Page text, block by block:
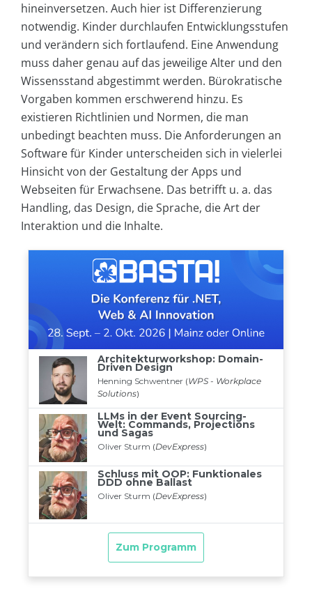
hineinversetzen. Auch hier ist Differenzierung
notwendig. Kinder durchlaufen Entwicklungsstufen
und verändern sich fortlaufend. Eine Anwendung
muss daher genau auf das jeweilige Alter und den
Wissensstand abgestimmt werden. Bürokratische
Vorgaben kommen erschwerend hinzu. Es
existieren Richtlinien und Normen, die man
unbedingt beachten muss. Die Anforderungen an
Software für Kinder unterscheiden sich in vielerlei
Hinsicht von der Gestaltung der Apps und
Webseiten für Erwachsene. Das betrifft u. a. das
Handling, das Design, die Sprache, die Art der
Interaktion und die Inhalte.